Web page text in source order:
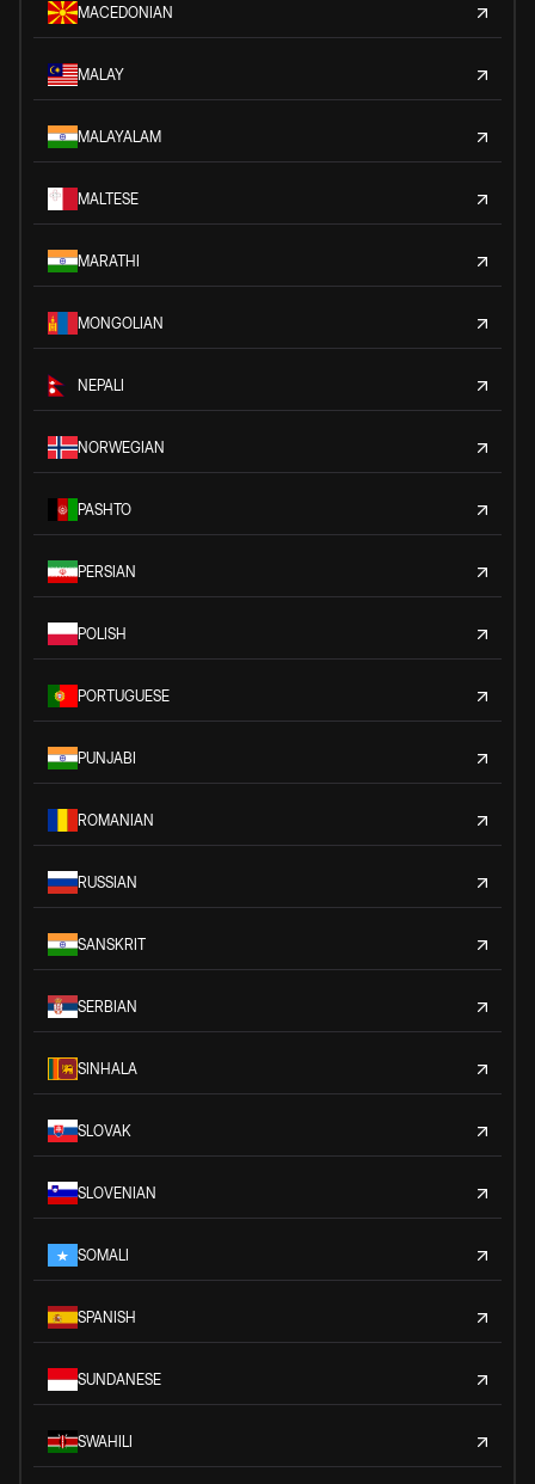
MACEDONIAN
MALAY
MALAYALAM
MALTESE
MARATHI
MONGOLIAN
NEPALI
NORWEGIAN
PASHTO
PERSIAN
POLISH
PORTUGUESE
PUNJABI
ROMANIAN
RUSSIAN
SANSKRIT
SERBIAN
SINHALA
SLOVAK
SLOVENIAN
SOMALI
SPANISH
SUNDANESE
SWAHILI